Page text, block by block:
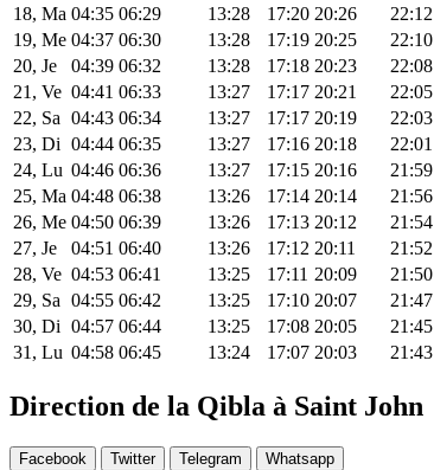
18, Ma 04:35 06:29 13:28 17:20 20:26
22:12
19, Me 04:37 06:30 13:28 17:19 20:25
22:10
20, Je
04:39 06:32 13:28 17:18 20:23
22:08
21, Ve 04:41 06:33 13:27 17:17 20:21
22:05
22, Sa 04:43 06:34 13:27 17:17 20:19
22:03
23, Di 04:44 06:35 13:27 17:16 20:18
22:01
24, Lu 04:46 06:36 13:27 17:15 20:16
21:59
25, Ma 04:48 06:38 13:26 17:14 20:14
21:56
26, Me 04:50 06:39 13:26 17:13 20:12
21:54
27, Je
04:51 06:40 13:26 17:12 20:11
21:52
28, Ve 04:53 06:41 13:25 17:11 20:09
21:50
29, Sa 04:55 06:42 13:25 17:10 20:07
21:47
30, Di 04:57 06:44 13:25 17:08 20:05
21:45
31, Lu 04:58 06:45 13:24 17:07 20:03 21:43
Direction de la Qibla à Saint John
Facebook Twitter Telegram Whatsapp